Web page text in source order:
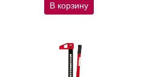
В корзину